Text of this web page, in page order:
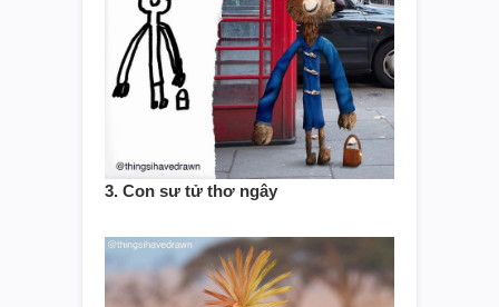
3. Con sư tử thơ ngây